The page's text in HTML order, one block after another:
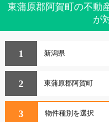
東蒲原郡阿賀町の不動
が
1
2
3